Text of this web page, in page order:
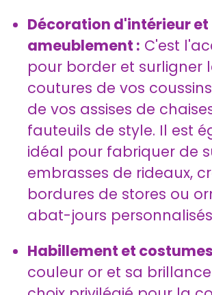
Décoration d'intérieur et
ameublement : C'est
pour border et surligner
coutures de vos
de vos assises de
fauteuils de style. Il est
idéal pour fabriquer de
embrasses de rideaux,
bordures de stores ou
abat-jours
Habillement et
couleur or et sa